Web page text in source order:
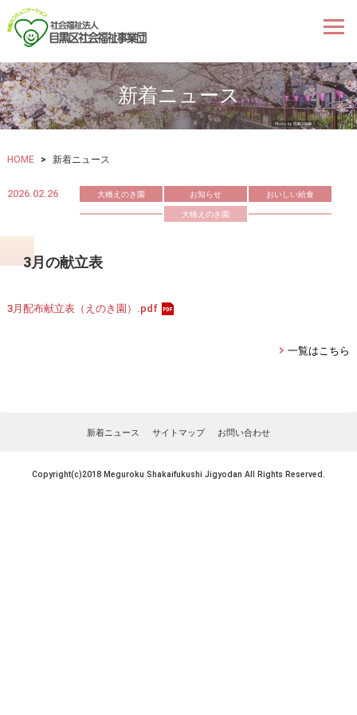
新着ニュース
HOME > 新着ニュース
2026.02.26 大橋えのき園 お知らせ
おいしい給食
大橋えのき園
3月の献立表
3月配布献立表（えのき園）.pdf
一覧はこちら
新着ニュース サイトマップ お問い合わせ
Copyright(c)2018 Meguroku Shakaifukushi Jigyodan All Rights Reserved.